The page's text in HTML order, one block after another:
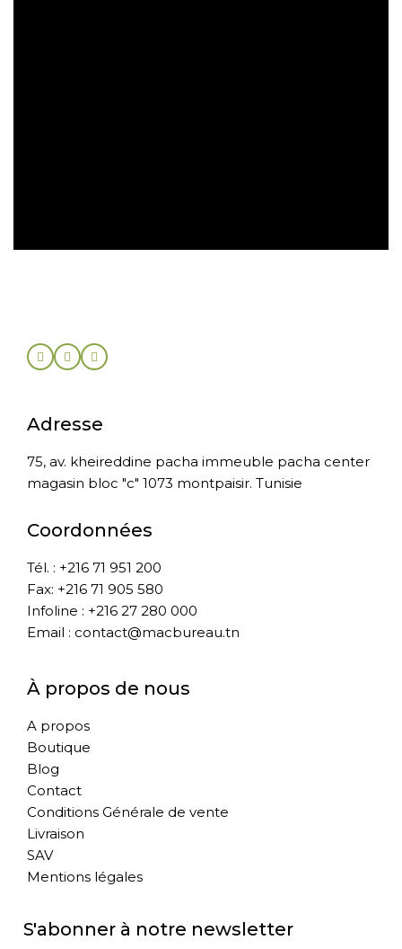
Adresse
75, av. kheireddine pacha immeuble pacha center
magasin bloc "c" 1073 montpaisir. Tunisie
Coordonnées
Tél. : +216 71 951 200
Fax: +216 71 905 580
Infoline : +216 27 280 000
Email : contact@macbureau.tn
À propos de nous
A propos
Boutique
Blog
Contact
Conditions Générale de vente
Livraison
SAV
Mentions légales
S'abonner à notre newsletter